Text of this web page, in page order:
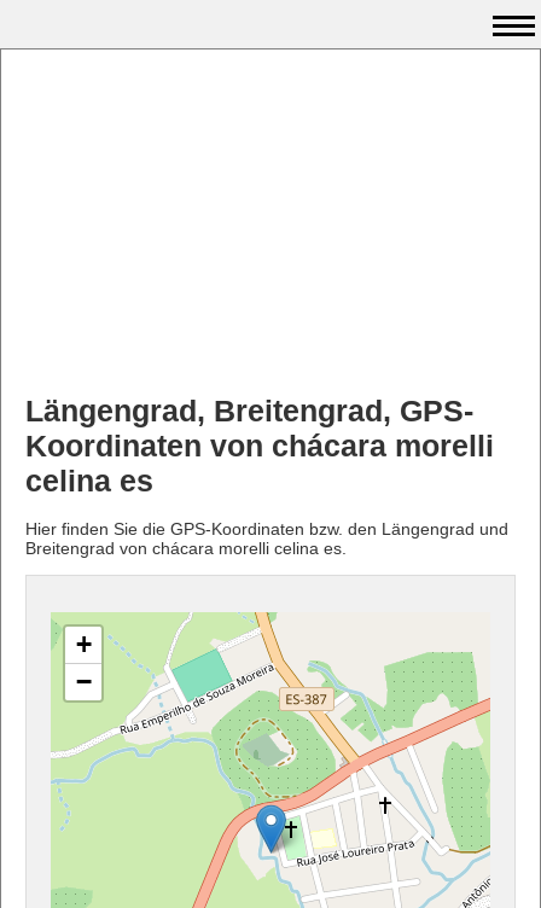
Längengrad, Breitengrad, GPS-
Koordinaten von chácara morelli
celina es
Hier finden Sie die GPS-Koordinaten bzw. den Längengrad und
Breitengrad von chácara morelli celina es.
+
−